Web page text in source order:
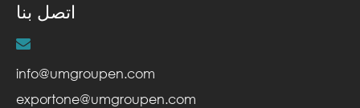
اتصل بنا
info@umgroupen.com
exportone@umgroupen.com